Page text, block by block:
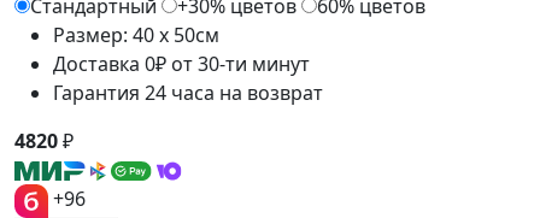
Стандартный
+30% цветов
60% цветов
Размер: 40 x 50см
Доставка 0₽ от 30-ти минут
Гарантия 24 часа на возврат
4820₽
+96